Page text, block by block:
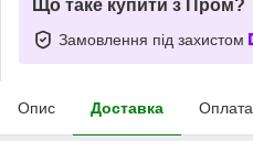
Що таке купити з Пром?
Замовлення під захистом
Опис Доставка Оплата